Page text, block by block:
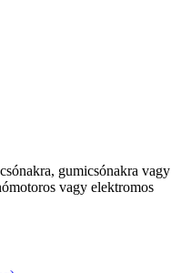
gumicsónakra vagy
vagy elektromos